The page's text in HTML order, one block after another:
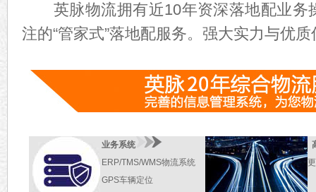
英脉物流拥有近10年资深落地配业
注的“管家式”落地配服务。强大实力与优
业务系统
ERP/TMS/WMS物流系统
GPS车辆定位